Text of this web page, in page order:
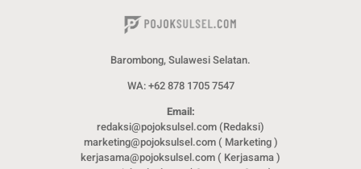
Barombong, Sulawesi Selatan.
WA: +62 878 1705 7547
Email:
redaksi@pojoksulsel.com (Redaksi)
marketing@pojoksulsel.com ( Marketing )
kerjasama@pojoksulsel.com ( Kerjasama )